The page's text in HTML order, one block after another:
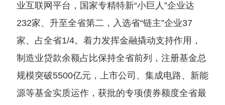
业互联网平台，国家专精特新“小巨人”企业达
232家、升至全省第二，入选省“链主”企业37
家、占全省1/4。着力发挥金融撬动支持作用，
制造业贷款余额占比保持全省前列，注册基金总
规模突破5500亿元，上市公司、集成电路、新能
源等基金实质运作，获批的专项债券额度全省最